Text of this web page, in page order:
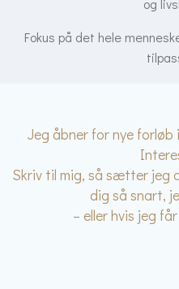
og
Fokus på det hele
Jeg åbner for nye forløb
Skriv til mig, så sætter jeg
dig så snart,
– eller hvis jeg